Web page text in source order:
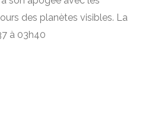
des planètes visibles. La
à 03h40